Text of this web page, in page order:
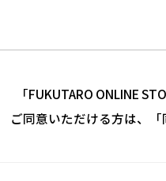
「FUKUTARO ONLINE
ご同意いただける方は、